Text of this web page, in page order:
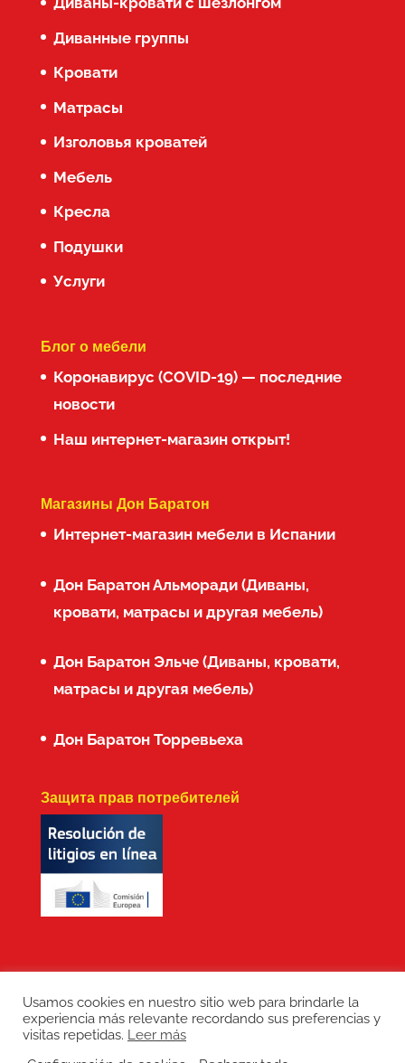
Диванные группы
Кровати
Матрасы
Изголовья кроватей
Мебель
Кресла
Подушки
Услуги
Блог о мебели
Коронавирус (COVID-19) — последние
новости
Наш интернет-магазин открыт!
Магазины Дон Баратон
Интернет-магазин мебели в Испании
Дон Баратон Альморади (Диваны,
кровати, матрасы и другая мебель)
Дон Баратон Эльче (Диваны, кровати,
матрасы и другая мебель)
Дон Баратон Торревьеха
Защита прав потребителей
Copyright: Don Baraton © 2017 · Branding,
diseño web, manutención de sitios web,
Usamos cookies en nuestro sitio web para brindarle la
experiencia más relevante recordando sus preferencias y
visitas repetidas. Leer más